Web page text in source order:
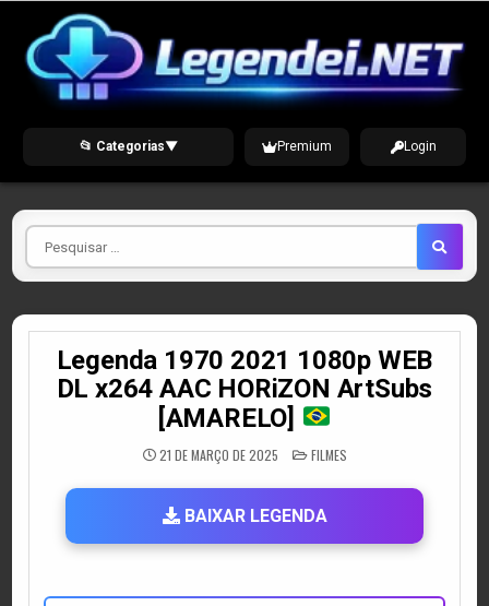
content
📂 Categorias▼ Premium Login
Pesquisar
por
Legenda 1970 2021 1080p WEB
DL x264 AAC HORiZON ArtSubs
[AMARELO]
21 DE MARÇO DE 2025 POSTED
IN
FILMES
BAIXAR LEGENDA